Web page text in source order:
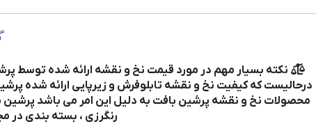
درحالیست که کیفیت نخ و نقشه تابلوفرش و زیرپایی ارائه شده
محصولات نخ و نقشه پرشین بافت به دلیل این امر می باشد
رنگرزی ، بسته بندی در